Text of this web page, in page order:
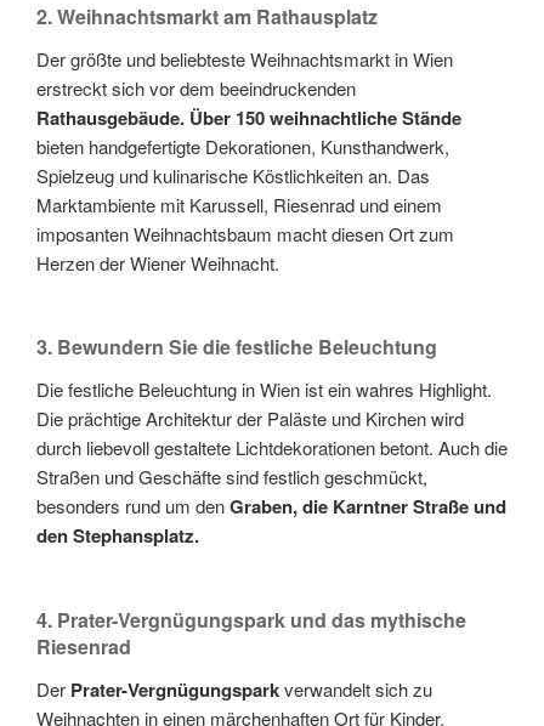
2. Weihnachtsmarkt am Rathausplatz
Der größte und beliebteste Weihnachtsmarkt in Wien
erstreckt sich vor dem beeindruckenden
Rathausgebäude. Über 150 weihnachtliche Stände
bieten handgefertigte Dekorationen, Kunsthandwerk,
Spielzeug und kulinarische Köstlichkeiten an. Das
Marktambiente mit Karussell, Riesenrad und einem
imposanten Weihnachtsbaum macht diesen Ort zum
Herzen der Wiener Weihnacht.
3. Bewundern Sie die festliche Beleuchtung
Die festliche Beleuchtung in Wien ist ein wahres Highlight.
Die prächtige Architektur der Paläste und Kirchen wird
durch liebevoll gestaltete Lichtdekorationen betont. Auch die
Straßen und Geschäfte sind festlich geschmückt,
besonders rund um denGraben, die Karntner Straße und
den Stephansplatz.
4. Prater-Vergnügungspark und das mythische
Riesenrad
Der Prater-Vergnügungsparkverwandelt sich zu
Weihnachten in einen märchenhaften Ort für Kinder.